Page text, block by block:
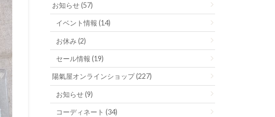
お知らせ (57)
イベント情報 (14)
お休み (2)
セール情報 (19)
陽氣屋オンラインショップ (227)
お知らせ (9)
コーディネート (34)